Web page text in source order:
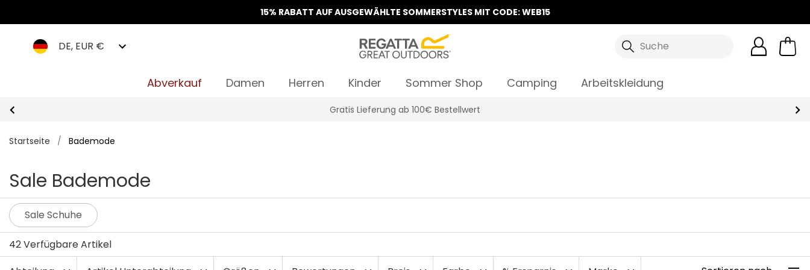
15% RABATT AUF AUSGEWÄHLTE SOMMERSTYLES MIT CODE: WEB15
DE, EUR € Suche
Abverkauf Damen Herren Kinder Sommer Shop Camping Arbeitskleidung
Klarna Sofortüberweisung & Rechnung verfügbar
Startseite / Bademode
Sale Bademode
Sale Schuhe
42 Verfügbare Artikel